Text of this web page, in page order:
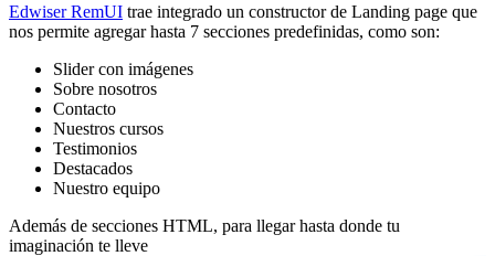
Edwiser RemUI trae integrado un constructor de Landing page que
nos permite agregar hasta 7 secciones predefinidas, como son:
Slider con imágenes
Sobre nosotros
Contacto
Nuestros cursos
Testimonios
Destacados
Nuestro equipo
Además de secciones HTML, para llegar hasta donde tu
imaginación te lleve